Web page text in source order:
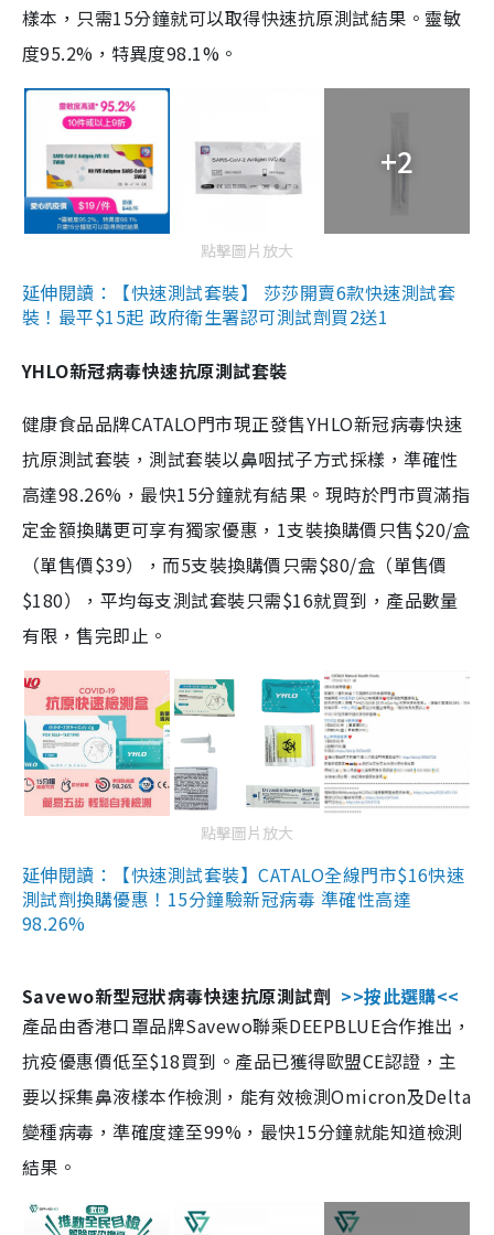
樣本，只需15分鐘就可以取得快速抗原測試結果。靈敏
度95.2%，特異度98.1%。
+2
點擊圖片放大
延伸閱讀：【快速測試套裝】 莎莎開賣6款快速測試套
裝！最平$15起 政府衛生署認可測試劑買2送1
YHLO新冠病毒快速抗原測試套裝
健康食品品牌CATALO門市現正發售YHLO新冠病毒快速
抗原測試套裝，測試套裝以鼻咽拭子方式採樣，準確性
高達98.26%，最快15分鐘就有結果。現時於門市買滿指
定金額換購更可享有獨家優惠，1支裝換購價只售$20/盒
（單售價$39），而5支裝換購價只需$80/盒（單售價
$180），平均每支測試套裝只需$16就買到，產品數量
有限，售完即止。
點擊圖片放大
延伸閱讀：【快速測試套裝】CATALO全線門市$16快速
測試劑換購優惠！15分鐘驗新冠病毒 準確性高達
98.26%
Savewo新型冠狀病毒快速抗原測試劑 >>按此選購<<
產品由香港口罩品牌Savewo聯乘DEEPBLUE合作推出，
抗疫優惠價低至$18買到。產品已獲得歐盟CE認證，主
要以採集鼻液樣本作檢測，能有效檢測Omicron及Delta
變種病毒，準確度達至99%，最快15分鐘就能知道檢測
結果。